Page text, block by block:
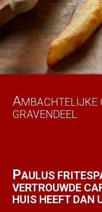
AMBACHTELIJKE
GRAVENDEEL
PAULUS
VERTROUWDE
HUIS HEEFT DAN